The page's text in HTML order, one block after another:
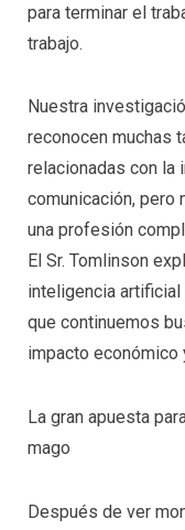
para terminar el
trabajo.
Nuestra
reconocen muchas
relacionadas con la
comunicación, pero
una profesión
El Sr. Tomlinson
inteligencia
que continuemos
impacto económico
La gran apuesta
mago
Después de ver